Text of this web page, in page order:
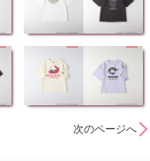
次のページへ